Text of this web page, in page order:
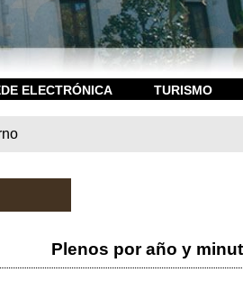
ELECTRÓNICA TURISMO
Plenos por año y